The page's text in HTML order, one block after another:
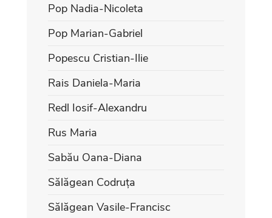
Pop Nadia-Nicoleta
Pop Marian-Gabriel
Popescu Cristian-Ilie
Rais Daniela-Maria
Redl Iosif-Alexandru
Rus Maria
Sabău Oana-Diana
Sălăgean Codruța
Sălăgean Vasile-Francisc